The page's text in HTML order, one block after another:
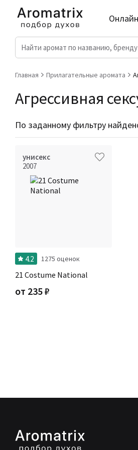
Главная Прилагательные аромата
Агрессивная
По заданному фильтру
унисекс
2007
4.2 1275 оценок
21 Costume National
от 235₽